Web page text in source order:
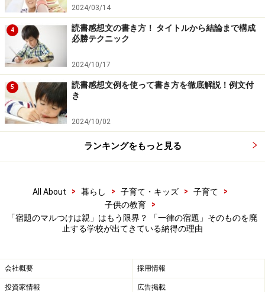
両論とももっともですが、私個人は宿題をなくしてもよ
いと考える立場です。やはり、子ども自身が必要と感
じ、自らの意志で取り組もうとする学習にこそ、意義も
効果もあると思います。実際、夏休みではなく、通常期
も含めて宿題を課さない学校もあるくらいです。
ただ、通常期の宿題であれば、毎日の関わりの中で担任
が適切なケアをしやすいというメリットもあります。夏
休み中は担任が関わりを持ちにくく、家庭に任せきりに
なりがちですからね。本人の自主性に委ねるだけではう
最適解を探していくことになると思います。
子どもにとって、保護者にとって、そして教師（学校）
にとって「よい宿題の在り方」とはどんなものなのか、
量にせよ、宿題そのものを廃止するにせよ、私たちはそ
んな視点で考えていくとよいでしょう。
2024/03/14
4
読書感想文の書き方！ タイトルから結論まで構成
必勝テクニック
2024/10/17
5
読書感想文例を使って書き方を徹底解説！例文付
き
2024/10/02
ランキングをもっと見る
All About > 暮らし > 子育て・キッズ > 子育て
>
子供の教育
>
「宿題のマルつけは親」はもう限界？ 「一律の宿題」そのものを廃
止する学校が出てきている納得の理由
会社概要 採用情報
投資家情報 広告掲載